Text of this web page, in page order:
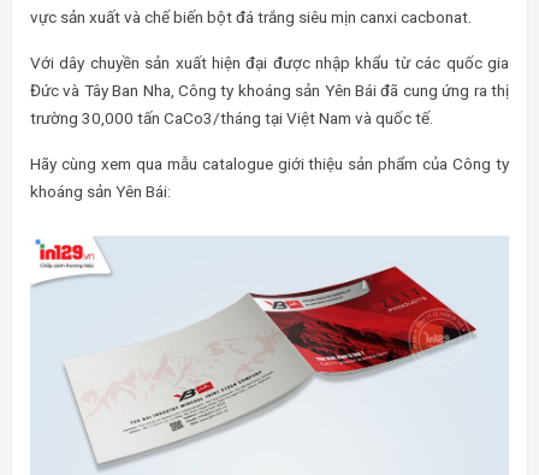
vực sản xuất và chế biến bột đá trắng siêu mịn canxi cacbonat.
Với dây chuyền sản xuất hiện đại được nhập khẩu từ các quốc gia
Đức và Tây Ban Nha, Công ty khoáng sản Yên Bái đã cung ứng ra thị
trường 30,000 tấn CaCo3/tháng tại Việt Nam và quốc tế.
Hãy cùng xem qua mẫu catalogue giới thiệu sản phẩm của Công ty
khoáng sản Yên Bái: